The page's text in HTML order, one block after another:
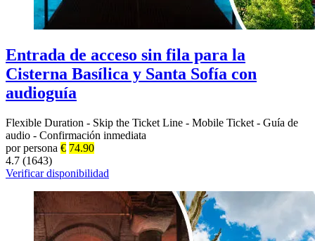
Entrada de acceso sin fila para la
Cisterna Basílica y Santa Sofía con
audioguía
Flexible Duration - Skip the Ticket Line - Mobile Ticket - Guía de
audio - Confirmación inmediata
por persona € 74.90
4.7 (1643)
Verificar disponibilidad